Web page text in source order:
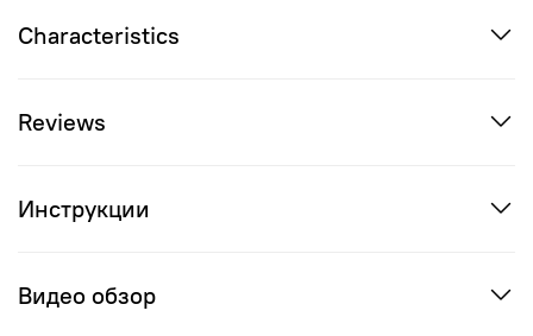
Characteristics
Reviews
Инструкции
Видео обзор